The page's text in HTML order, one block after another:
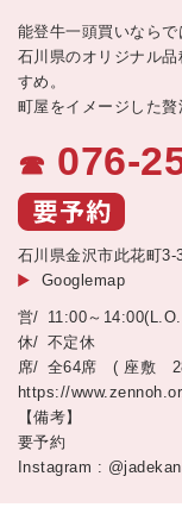
能登牛一頭買いならで
石川県のオリジナル
すめ。
町屋をイメージした贅
☎ 076-
石川県金沢市此花町
Googlemap
11:00～
不定休
全64席 ( 座敷
https://
【備考】
要予約
Instagram :